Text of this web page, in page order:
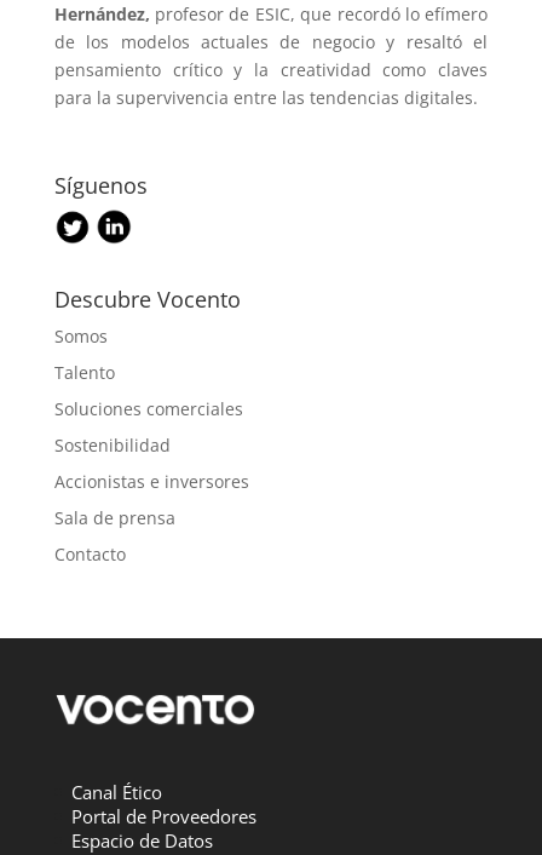
Hernández, profesor de ESIC, que recordó lo efímero
de los modelos actuales de negocio y resaltó el
pensamiento crítico y la creatividad como claves
para la supervivencia entre las tendencias digitales.
Síguenos
Descubre Vocento
Somos
Talento
Soluciones comerciales
Sostenibilidad
Accionistas e inversores
Sala de prensa
Contacto
Canal Ético
Portal de Proveedores
Espacio de Datos